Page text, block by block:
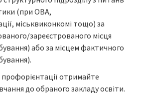
(при ОВА,
міськвиконкомі тощо) за
зареєстрованого місця
або за місцем фактичного
отримайте
до обраного закладу освіти.